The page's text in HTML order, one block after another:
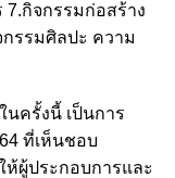
กิจกรรมก่อสร้าง
รรมศิลปะ ความ
ครั้งนี้ เป็นการ
ที่เห็นชอบ
ห้ผู้ประกอบการและ